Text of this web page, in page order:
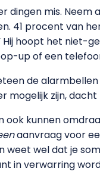
dingen mis.
41 procent van
Hij hoopt het niet-
up of een
de
mogelijk zijn, dacht
ook kunnen
aanvraag voor
weet wel dat je
in verwarring